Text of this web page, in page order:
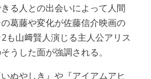
る人との出会いによって人間
葛藤や変化が佐藤信介映画の
も山﨑賢人演じる主人公アリス
うした面が強調される。
ぬやしき』や『アイアムアヒ